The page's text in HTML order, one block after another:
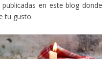
publicadas en este blog donde
tu gusto.